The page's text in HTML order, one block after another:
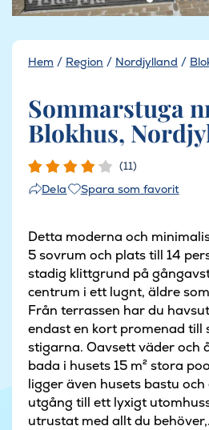
Hem / Region / Nordjylland /
Sommarstuga
Blokhus,
(11)
Dela
Spara som favorit
Detta moderna och
5 sovrum och plats till 14
stadig klittgrund på
centrum i ett lugnt, äldre
Från terrassen har du
endast en kort promenad till
stigarna. Oavsett väder och
bada i husets 15 m² stora
ligger även husets bastu
utgång till ett lyxigt
utrustat med allt du